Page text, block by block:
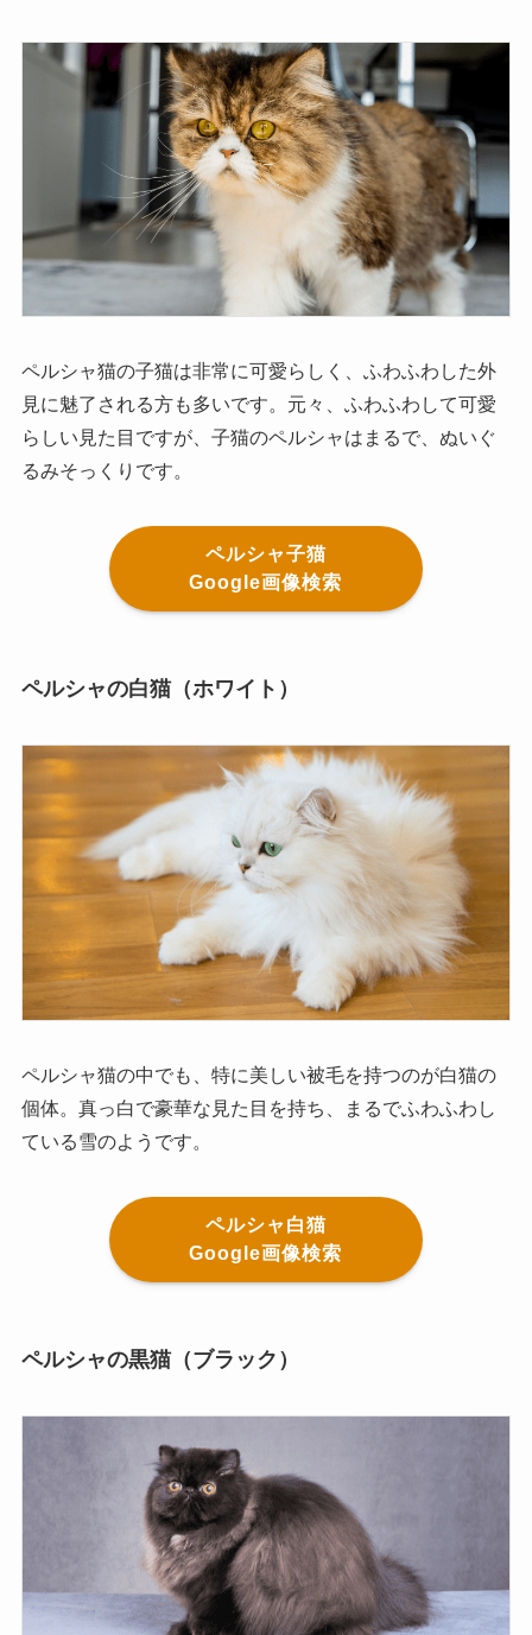
ペルシャ猫の子猫は非常に可愛らしく、ふわふわした外
見に魅了される方も多いです。元々、ふわふわして可愛
らしい見た目ですが、子猫のペルシャはまるで、ぬいぐ
るみそっくりです。
ペルシャ子猫
Google画像検索
ペルシャの白猫（ホワイト）
ペルシャ猫の中でも、特に美しい被毛を持つのが白猫の
個体。真っ白で豪華な見た目を持ち、まるでふわふわし
ている雪のようです。
ペルシャ白猫
Google画像検索
ペルシャの黒猫（ブラック）